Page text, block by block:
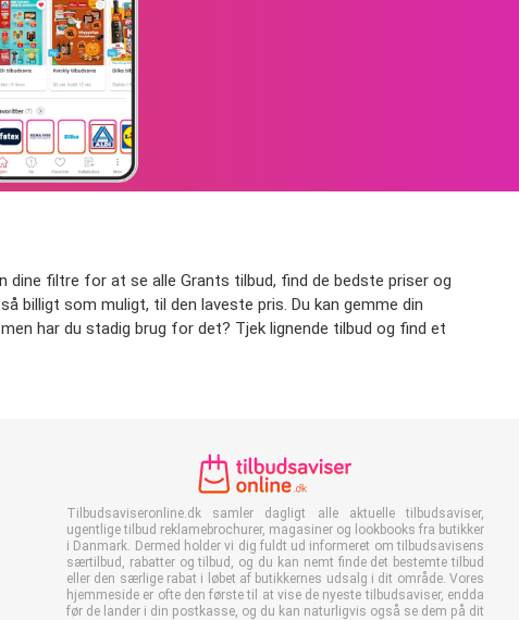
dine filtre for at se alle Grants tilbud, find de bedste priser og
billigt som muligt, til den laveste pris. Du kan gemme din
har du stadig brug for det? Tjek lignende tilbud og find et
Tilbudsaviseronline.dk samler dagligt alle aktuelle tilbudsaviser,
ugentlige tilbud reklamebrochurer, magasiner og lookbooks fra butikker
i Danmark. Dermed holder vi dig fuldt ud informeret om tilbudsavisens
særtilbud, rabatter og tilbud, og du kan nemt finde det bestemte tilbud
eller den særlige rabat i løbet af butikkernes udsalg i dit område. Vores
hjemmeside er ofte den første til at vise de nyeste tilbudsaviser, endda
før de lander i din postkasse, og du kan naturligvis også se dem på dit